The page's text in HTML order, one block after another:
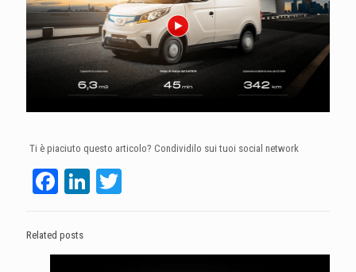
Ti è piaciuto questo articolo? Condividilo sui tuoi social network
Facebook
LinkedIn
Twitter
Related posts